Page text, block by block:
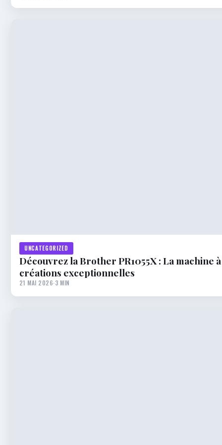
UNCATEGORIZED
Découvrez la Brother PR1055X : La
créations exceptionnelles
21 MAI 2026·3 MIN